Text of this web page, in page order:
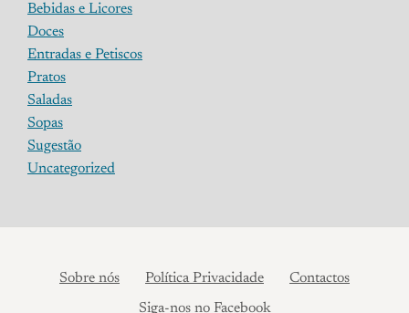
Bebidas e Licores
Doces
Entradas e Petiscos
Pratos
Saladas
Sopas
Sugestão
Uncategorized
Sobre nós Política Privacidade Contactos
Siga-nos no Facebook